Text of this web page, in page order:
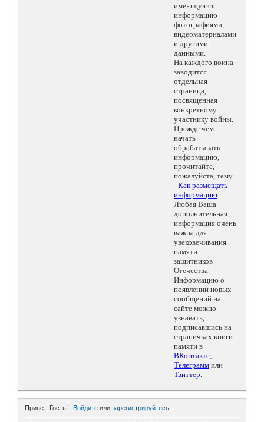
имеющуюся
информацию
фотографиями,
видеоматериалами
и другими
данными.
На каждого воина
заводится
отдельная
страница,
посвященная
конкретному
участнику войны.
Прежде чем
начать
обрабатывать
информацию,
прочитайте,
пожалуйста, тему
- Как размещать
информацию.
Любая Ваша
дополнительная
информация очень
важна для
увековечивания
памяти
защитников
Отечества.
Информацию о
появлении новых
сообщений на
сайте можно
узнавать,
подписавшись на
страничках книги
памяти в
ВКонтакте,
Телеграмм или
Твиттер.
Привет, Гость! Войдитеили зарегистрируйтесь.